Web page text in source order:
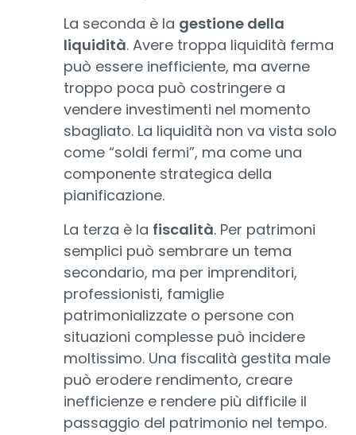
La seconda è la gestione della
liquidità. Avere troppa liquidità ferma
può essere inefficiente, ma averne
troppo poca può costringere a
vendere investimenti nel momento
sbagliato. La liquidità non va vista solo
come “soldi fermi”, ma come una
componente strategica della
pianificazione.
La terza è la fiscalità. Per patrimoni
semplici può sembrare un tema
secondario, ma per imprenditori,
professionisti, famiglie
patrimonializzate o persone con
situazioni complesse può incidere
moltissimo. Una fiscalità gestita male
può erodere rendimento, creare
inefficienze e rendere più difficile il
passaggio del patrimonio nel tempo.